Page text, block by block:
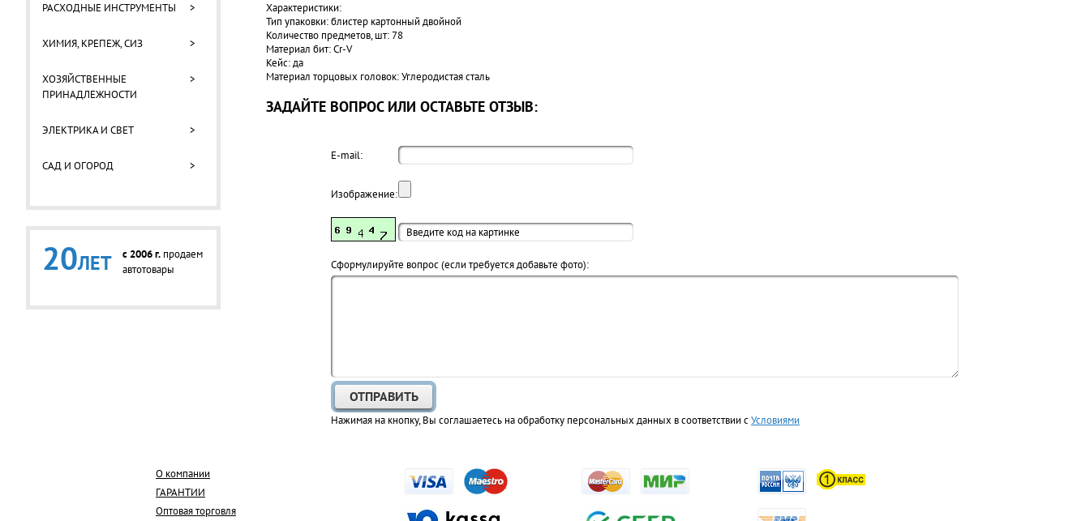
РАСХОДНЫЕ ИНСТРУМЕНТЫ >
ХИМИЯ, КРЕПЕЖ, СИЗ >
ХОЗЯЙСТВЕННЫЕ
ПРИНАДЛЕЖНОСТИ
>
ЭЛЕКТРИКА И СВЕТ >
САД И ОГОРОД >
20ЛЕТ c 2006 г. продаем
автотовары
Характеристики:
Тип упаковки: блистер картонный двойной
Количество предметов, шт: 78
Материал бит: Cr-V
Кейс: да
Материал торцовых головок: Углеродистая сталь
ЗАДАЙТЕ ВОПРОС ИЛИ ОСТАВЬТЕ ОТЗЫВ:
E-mail:
Изображение:
Cформулируйте вопрос (если требуется добавьте фото):
Нажимая на кнопку, Вы соглашаетесь на обработку персональных данных в соответствии сУсловиями
О компании
ГАРАНТИИ
Оптовая торговля